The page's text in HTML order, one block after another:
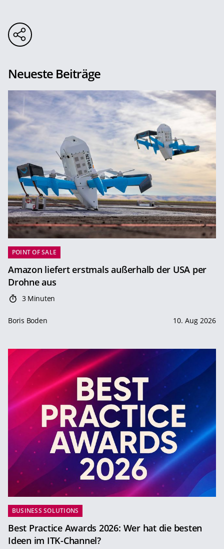
Neueste Beiträge
POINT OF SALE
Amazon liefert erstmals außerhalb der USA per
Drohne aus
3 Minuten
Boris Boden 10. Aug 2026
BUSINESS SOLUTIONS
Best Practice Awards 2026: Wer hat die besten
Ideen im ITK-Channel?